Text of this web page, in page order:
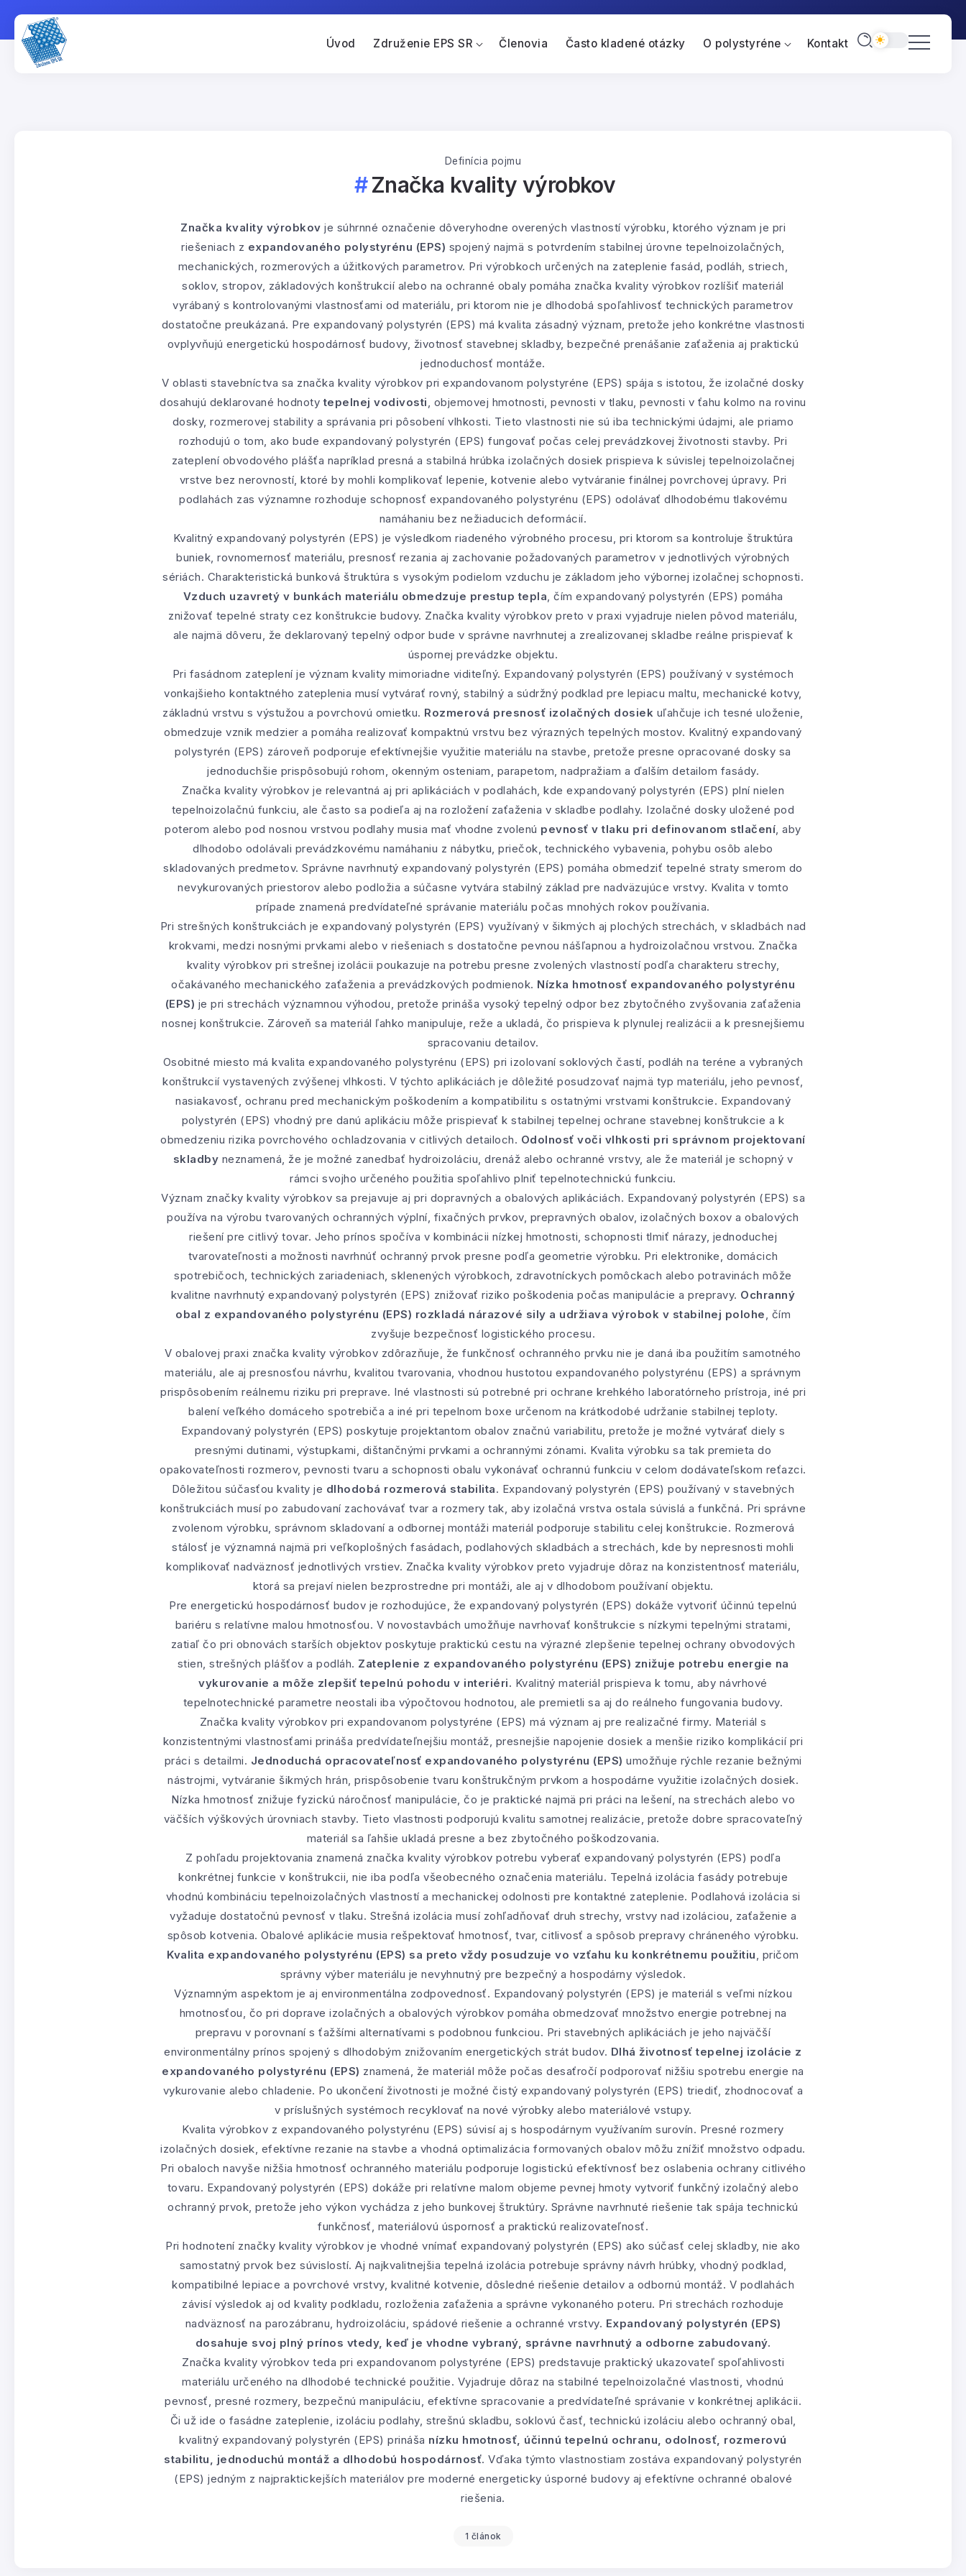
Úvod Združenie EPS SR Členovia Často kladené otázky O polystyréne Kontakt
Definícia pojmu
Značka kvality výrobkov
Značka kvality výrobkov je súhrnné označenie dôveryhodne overených vlastností výrobku, ktorého význam je pri
riešeniach z expandovaného polystyrénu (EPS) spojený najmä s potvrdením stabilnej úrovne tepelnoizolačných,
mechanických, rozmerových a úžitkových parametrov. Pri výrobkoch určených na zateplenie fasád, podláh, striech,
soklov, stropov, základových konštrukcií alebo na ochranné obaly pomáha značka kvality výrobkov rozlíšiť materiál
vyrábaný s kontrolovanými vlastnosťami od materiálu, pri ktorom nie je dlhodobá spoľahlivosť technických parametrov
dostatočne preukázaná. Pre expandovaný polystyrén (EPS) má kvalita zásadný význam, pretože jeho konkrétne vlastnosti
ovplyvňujú energetickú hospodárnosť budovy, životnosť stavebnej skladby, bezpečné prenášanie zaťaženia aj praktickú
jednoduchosť montáže.
V oblasti stavebníctva sa značka kvality výrobkov pri expandovanom polystyréne (EPS) spája s istotou, že izolačné dosky
dosahujú deklarované hodnotytepelnej vodivosti, objemovej hmotnosti, pevnosti v tlaku, pevnosti v ťahu kolmo na rovinu
dosky, rozmerovej stability a správania pri pôsobení vlhkosti. Tieto vlastnosti nie sú iba technickými údajmi, ale priamo
rozhodujú o tom, ako bude expandovaný polystyrén (EPS) fungovať počas celej prevádzkovej životnosti stavby. Pri
zateplení obvodového plášťa napríklad presná a stabilná hrúbka izolačných dosiek prispieva k súvislej tepelnoizolačnej
vrstve bez nerovností, ktoré by mohli komplikovať lepenie, kotvenie alebo vytváranie finálnej povrchovej úpravy. Pri
podlahách zas významne rozhoduje schopnosť expandovaného polystyrénu (EPS) odolávať dlhodobému tlakovému
namáhaniu bez nežiaducich deformácií.
Kvalitný expandovaný polystyrén (EPS) je výsledkom riadeného výrobného procesu, pri ktorom sa kontroluje štruktúra
buniek, rovnomernosť materiálu, presnosť rezania aj zachovanie požadovaných parametrov v jednotlivých výrobných
sériách. Charakteristická bunková štruktúra s vysokým podielom vzduchu je základom jeho výbornej izolačnej schopnosti.
Vzduch uzavretý v bunkách materiálu obmedzuje prestup tepla, čím expandovaný polystyrén (EPS) pomáha
znižovať tepelné straty cez konštrukcie budovy. Značka kvality výrobkov preto v praxi vyjadruje nielen pôvod materiálu,
ale najmä dôveru, že deklarovaný tepelný odpor bude v správne navrhnutej a zrealizovanej skladbe reálne prispievať k
úspornej prevádzke objektu.
Pri fasádnom zateplení je význam kvality mimoriadne viditeľný. Expandovaný polystyrén (EPS) používaný v systémoch
vonkajšieho kontaktného zateplenia musí vytvárať rovný, stabilný a súdržný podklad pre lepiacu maltu, mechanické kotvy,
základnú vrstvu s výstužou a povrchovú omietku. Rozmerová presnosť izolačných dosiek uľahčuje ich tesné uloženie,
obmedzuje vznik medzier a pomáha realizovať kompaktnú vrstvu bez výrazných tepelných mostov. Kvalitný expandovaný
polystyrén (EPS) zároveň podporuje efektívnejšie využitie materiálu na stavbe, pretože presne opracované dosky sa
jednoduchšie prispôsobujú rohom, okenným osteniam, parapetom, nadpražiam a ďalším detailom fasády.
Značka kvality výrobkov je relevantná aj pri aplikáciách v podlahách, kde expandovaný polystyrén (EPS) plní nielen
tepelnoizolačnú funkciu, ale často sa podieľa aj na rozložení zaťaženia v skladbe podlahy. Izolačné dosky uložené pod
poterom alebo pod nosnou vrstvou podlahy musia mať vhodne zvolenú pevnosť v tlaku pri definovanom stlačení, aby
dlhodobo odolávali prevádzkovému namáhaniu z nábytku, priečok, technického vybavenia, pohybu osôb alebo
skladovaných predmetov. Správne navrhnutý expandovaný polystyrén (EPS) pomáha obmedziť tepelné straty smerom do
nevykurovaných priestorov alebo podložia a súčasne vytvára stabilný základ pre nadväzujúce vrstvy. Kvalita v tomto
prípade znamená predvídateľné správanie materiálu počas mnohých rokov používania.
Pri strešných konštrukciách je expandovaný polystyrén (EPS) využívaný v šikmých aj plochých strechách, v skladbách nad
krokvami, medzi nosnými prvkami alebo v riešeniach s dostatočne pevnou nášľapnou a hydroizolačnou vrstvou. Značka
kvality výrobkov pri strešnej izolácii poukazuje na potrebu presne zvolených vlastností podľa charakteru strechy,
očakávaného mechanického zaťaženia a prevádzkových podmienok. Nízka hmotnosť expandovaného polystyrénu
(EPS) je pri strechách významnou výhodou, pretože prináša vysoký tepelný odpor bez zbytočného zvyšovania zaťaženia
nosnej konštrukcie. Zároveň sa materiál ľahko manipuluje, reže a ukladá, čo prispieva k plynulej realizácii a k presnejšiemu
spracovaniu detailov.
Osobitné miesto má kvalita expandovaného polystyrénu (EPS) pri izolovaní soklových častí, podláh na teréne a vybraných
konštrukcií vystavených zvýšenej vlhkosti. V týchto aplikáciách je dôležité posudzovať najmä typ materiálu, jeho pevnosť,
nasiakavosť, ochranu pred mechanickým poškodením a kompatibilitu s ostatnými vrstvami konštrukcie. Expandovaný
polystyrén (EPS) vhodný pre danú aplikáciu môže prispievať k stabilnej tepelnej ochrane stavebnej konštrukcie a k
obmedzeniu rizika povrchového ochladzovania v citlivých detailoch. Odolnosť voči vlhkosti pri správnom projektovaní
skladby neznamená, že je možné zanedbať hydroizoláciu, drenáž alebo ochranné vrstvy, ale že materiál je schopný v
rámci svojho určeného použitia spoľahlivo plniť tepelnotechnickú funkciu.
Význam značky kvality výrobkov sa prejavuje aj pri dopravných a obalových aplikáciách. Expandovaný polystyrén (EPS) sa
používa na výrobu tvarovaných ochranných výplní, fixačných prvkov, prepravných obalov, izolačných boxov a obalových
riešení pre citlivý tovar. Jeho prínos spočíva v kombinácii nízkej hmotnosti, schopnosti tlmiť nárazy, jednoduchej
tvarovateľnosti a možnosti navrhnúť ochranný prvok presne podľa geometrie výrobku. Pri elektronike, domácich
spotrebičoch, technických zariadeniach, sklenených výrobkoch, zdravotníckych pomôckach alebo potravinách môže
kvalitne navrhnutý expandovaný polystyrén (EPS) znižovať riziko poškodenia počas manipulácie a prepravy. Ochranný
obal z expandovaného polystyrénu (EPS) rozkladá nárazové sily a udržiava výrobok v stabilnej polohe, čím
zvyšuje bezpečnosť logistického procesu.
V obalovej praxi značka kvality výrobkov zdôrazňuje, že funkčnosť ochranného prvku nie je daná iba použitím samotného
materiálu, ale aj presnosťou návrhu, kvalitou tvarovania, vhodnou hustotou expandovaného polystyrénu (EPS) a správnym
prispôsobením reálnemu riziku pri preprave. Iné vlastnosti sú potrebné pri ochrane krehkého laboratórneho prístroja, iné pri
balení veľkého domáceho spotrebiča a iné pri tepelnom boxe určenom na krátkodobé udržanie stabilnej teploty.
Expandovaný polystyrén (EPS) poskytuje projektantom obalov značnú variabilitu, pretože je možné vytvárať diely s
presnými dutinami, výstupkami, dištančnými prvkami a ochrannými zónami. Kvalita výrobku sa tak premieta do
opakovateľnosti rozmerov, pevnosti tvaru a schopnosti obalu vykonávať ochrannú funkciu v celom dodávateľskom reťazci.
Dôležitou súčasťou kvality je dlhodobá rozmerová stabilita. Expandovaný polystyrén (EPS) používaný v stavebných
konštrukciách musí po zabudovaní zachovávať tvar a rozmery tak, aby izolačná vrstva ostala súvislá a funkčná. Pri správne
zvolenom výrobku, správnom skladovaní a odbornej montáži materiál podporuje stabilitu celej konštrukcie. Rozmerová
stálosť je významná najmä pri veľkoplošných fasádach, podlahových skladbách a strechách, kde by nepresnosti mohli
komplikovať nadväznosť jednotlivých vrstiev. Značka kvality výrobkov preto vyjadruje dôraz na konzistentnosť materiálu,
ktorá sa prejaví nielen bezprostredne pri montáži, ale aj v dlhodobom používaní objektu.
Pre energetickú hospodárnosť budov je rozhodujúce, že expandovaný polystyrén (EPS) dokáže vytvoriť účinnú tepelnú
bariéru s relatívne malou hmotnosťou. V novostavbách umožňuje navrhovať konštrukcie s nízkymi tepelnými stratami,
zatiaľ čo pri obnovách starších objektov poskytuje praktickú cestu na výrazné zlepšenie tepelnej ochrany obvodových
stien, strešných plášťov a podláh. Zateplenie z expandovaného polystyrénu (EPS) znižuje potrebu energie na
vykurovanie a môže zlepšiť tepelnú pohodu v interiéri. Kvalitný materiál prispieva k tomu, aby návrhové
tepelnotechnické parametre neostali iba výpočtovou hodnotou, ale premietli sa aj do reálneho fungovania budovy.
Značka kvality výrobkov pri expandovanom polystyréne (EPS) má význam aj pre realizačné firmy. Materiál s
konzistentnými vlastnosťami prináša predvídateľnejšiu montáž, presnejšie napojenie dosiek a menšie riziko komplikácií pri
práci s detailmi. Jednoduchá opracovateľnosť expandovaného polystyrénu (EPS) umožňuje rýchle rezanie bežnými
nástrojmi, vytváranie šikmých hrán, prispôsobenie tvaru konštrukčným prvkom a hospodárne využitie izolačných dosiek.
Nízka hmotnosť znižuje fyzickú náročnosť manipulácie, čo je praktické najmä pri práci na lešení, na strechách alebo vo
väčších výškových úrovniach stavby. Tieto vlastnosti podporujú kvalitu samotnej realizácie, pretože dobre spracovateľný
materiál sa ľahšie ukladá presne a bez zbytočného poškodzovania.
Z pohľadu projektovania znamená značka kvality výrobkov potrebu vyberať expandovaný polystyrén (EPS) podľa
konkrétnej funkcie v konštrukcii, nie iba podľa všeobecného označenia materiálu. Tepelná izolácia fasády potrebuje
vhodnú kombináciu tepelnoizolačných vlastností a mechanickej odolnosti pre kontaktné zateplenie. Podlahová izolácia si
vyžaduje dostatočnú pevnosť v tlaku. Strešná izolácia musí zohľadňovať druh strechy, vrstvy nad izoláciou, zaťaženie a
spôsob kotvenia. Obalové aplikácie musia rešpektovať hmotnosť, tvar, citlivosť a spôsob prepravy chráneného výrobku.
Kvalita expandovaného polystyrénu (EPS) sa preto vždy posudzuje vo vzťahu ku konkrétnemu použitiu, pričom
správny výber materiálu je nevyhnutný pre bezpečný a hospodárny výsledok.
Významným aspektom je aj environmentálna zodpovednosť. Expandovaný polystyrén (EPS) je materiál s veľmi nízkou
hmotnosťou, čo pri doprave izolačných a obalových výrobkov pomáha obmedzovať množstvo energie potrebnej na
prepravu v porovnaní s ťažšími alternatívami s podobnou funkciou. Pri stavebných aplikáciách je jeho najväčší
environmentálny prínos spojený s dlhodobým znižovaním energetických strát budov. Dlhá životnosť tepelnej izolácie z
expandovaného polystyrénu (EPS) znamená, že materiál môže počas desaťročí podporovať nižšiu spotrebu energie na
vykurovanie alebo chladenie. Po ukončení životnosti je možné čistý expandovaný polystyrén (EPS) triediť, zhodnocovať a
v príslušných systémoch recyklovať na nové výrobky alebo materiálové vstupy.
Kvalita výrobkov z expandovaného polystyrénu (EPS) súvisí aj s hospodárnym využívaním surovín. Presné rozmery
izolačných dosiek, efektívne rezanie na stavbe a vhodná optimalizácia formovaných obalov môžu znížiť množstvo odpadu.
Pri obaloch navyše nižšia hmotnosť ochranného materiálu podporuje logistickú efektívnosť bez oslabenia ochrany citlivého
tovaru. Expandovaný polystyrén (EPS) dokáže pri relatívne malom objeme pevnej hmoty vytvoriť funkčný izolačný alebo
ochranný prvok, pretože jeho výkon vychádza z jeho bunkovej štruktúry. Správne navrhnuté riešenie tak spája technickú
funkčnosť, materiálovú úspornosť a praktickú realizovateľnosť.
Pri hodnotení značky kvality výrobkov je vhodné vnímať expandovaný polystyrén (EPS) ako súčasť celej skladby, nie ako
samostatný prvok bez súvislostí. Aj najkvalitnejšia tepelná izolácia potrebuje správny návrh hrúbky, vhodný podklad,
kompatibilné lepiace a povrchové vrstvy, kvalitné kotvenie, dôsledné riešenie detailov a odbornú montáž. V podlahách
závisí výsledok aj od kvality podkladu, rozloženia zaťaženia a správne vykonaného poteru. Pri strechách rozhoduje
nadväznosť na parozábranu, hydroizoláciu, spádové riešenie a ochranné vrstvy. Expandovaný polystyrén (EPS)
dosahuje svoj plný prínos vtedy, keď je vhodne vybraný, správne navrhnutý a odborne zabudovaný.
Značka kvality výrobkov teda pri expandovanom polystyréne (EPS) predstavuje praktický ukazovateľ spoľahlivosti
materiálu určeného na dlhodobé technické použitie. Vyjadruje dôraz na stabilné tepelnoizolačné vlastnosti, vhodnú
pevnosť, presné rozmery, bezpečnú manipuláciu, efektívne spracovanie a predvídateľné správanie v konkrétnej aplikácii.
Či už ide o fasádne zateplenie, izoláciu podlahy, strešnú skladbu, soklovú časť, technickú izoláciu alebo ochranný obal,
kvalitný expandovaný polystyrén (EPS) prináša nízku hmotnosť, účinnú tepelnú ochranu, odolnosť, rozmerovú
stabilitu, jednoduchú montáž a dlhodobú hospodárnosť. Vďaka týmto vlastnostiam zostáva expandovaný polystyrén
(EPS) jedným z najpraktickejších materiálov pre moderné energeticky úsporné budovy aj efektívne ochranné obalové
riešenia.
1 článok